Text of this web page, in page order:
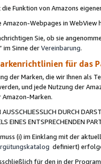
Funktion von Amazons
Webpages in WebView
Sie, ob sie
im Sinne derVereinbarung.
für das
der Marken, die wir Ihnen als
und jede Nutzung der
Amazon-Marken.
DURCH
EINES ENTSPRECHENDEN
(i) im Einklang mit der
definiert)
für den in der